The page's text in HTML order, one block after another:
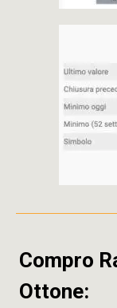
Compro
Ottone: